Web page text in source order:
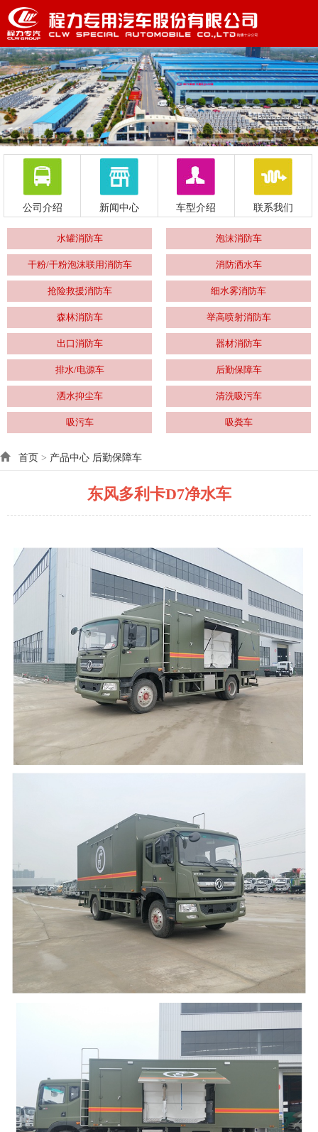
公司介绍 新闻中心 车型介绍 联系我们
水罐消防车 泡沫消防车
干粉/干粉泡沫联用消防车 消防洒水车
抢险救援消防车 细水雾消防车
森林消防车 举高喷射消防车
出口消防车 器材消防车
排水/电源车 后勤保障车
洒水抑尘车 清洗吸污车
吸污车 吸粪车
首页 > 产品中心 后勤保障车
东风多利卡D7净水车